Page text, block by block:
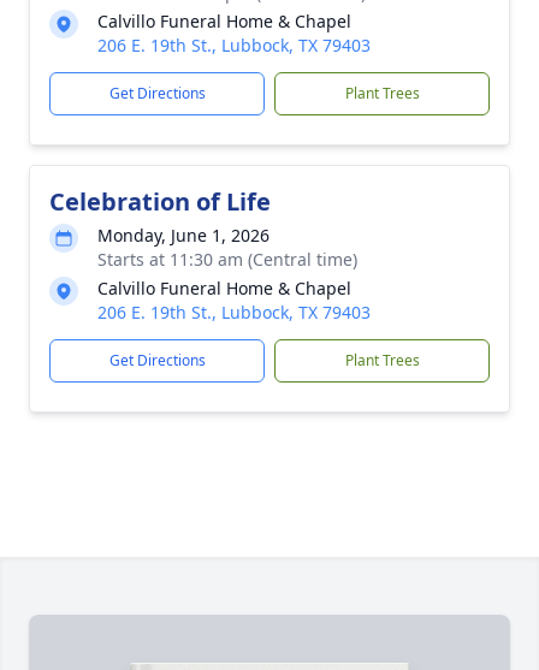
Calvillo Funeral Home & Chapel
206 E. 19th St., Lubbock, TX 79403
Get Directions Plant Trees
Celebration of Life
Monday, June 1, 2026
Starts at 11:30 am (Central time)
Calvillo Funeral Home & Chapel
206 E. 19th St., Lubbock, TX 79403
Get Directions Plant Trees